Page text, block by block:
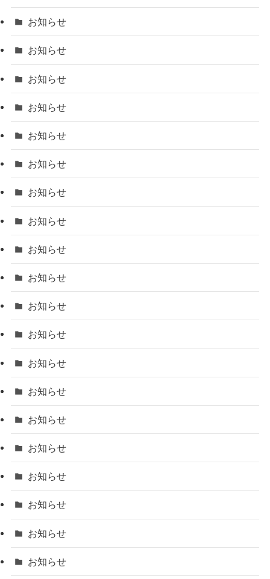
お知らせ
お知らせ
お知らせ
お知らせ
お知らせ
お知らせ
お知らせ
お知らせ
お知らせ
お知らせ
お知らせ
お知らせ
お知らせ
お知らせ
お知らせ
お知らせ
お知らせ
お知らせ
お知らせ
お知らせ